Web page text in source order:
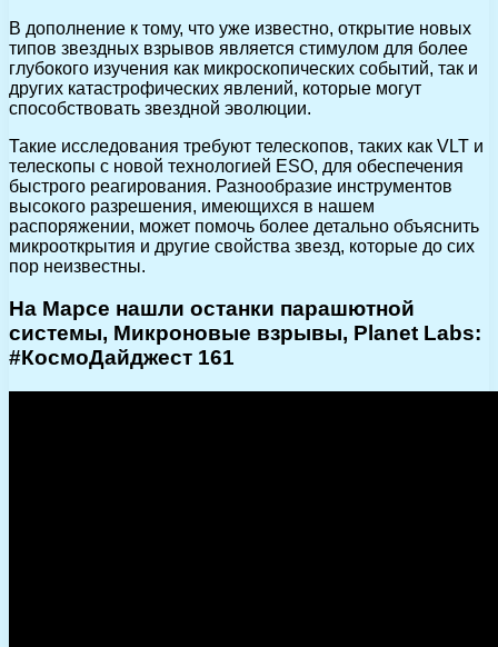
В дополнение к тому, что уже известно, открытие новых
типов звездных взрывов является стимулом для более
глубокого изучения как микроскопических событий, так и
других катастрофических явлений, которые могут
способствовать звездной эволюции.
Такие исследования требуют телескопов, таких как VLT и
телескопы с новой технологией ESO, для обеспечения
быстрого реагирования. Разнообразие инструментов
высокого разрешения, имеющихся в нашем
распоряжении, может помочь более детально объяснить
микрооткрытия и другие свойства звезд, которые до сих
пор неизвестны.
На Марсе нашли останки парашютной
системы, Микроновые взрывы, Planet Labs:
#КосмоДайджест 161